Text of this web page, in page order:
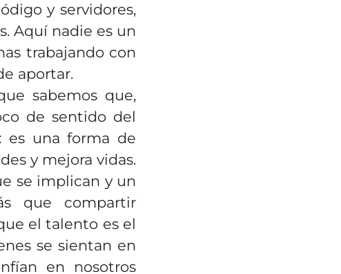
y servidores,
Aquí nadie es un
trabajando con
aportar.
sabemos que,
de sentido del
es una forma de
y mejora vidas.
se implican y un
que compartir
el talento es el
se sientan en
en nosotros